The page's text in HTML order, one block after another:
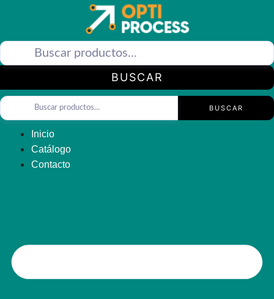
BUSCAR
BUSCAR
Inicio
Catálogo
Contacto